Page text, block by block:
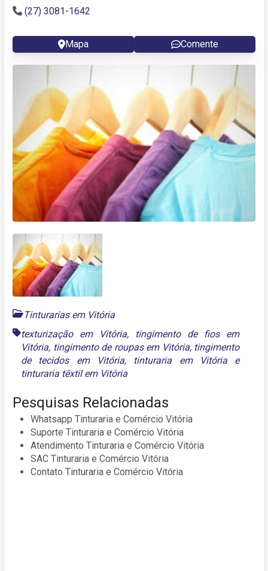
(27) 3081-1642
Mapa Comente
Tinturarias em Vitória
texturização em Vitória, tingimento de fios em
Vitória, tingimento de roupas em Vitória, tingimento
de tecidos em Vitória, tinturaria em Vitória e
tinturaria têxtil em Vitória
Pesquisas Relacionadas
Whatsapp Tinturaria e Comércio Vitória
Suporte Tinturaria e Comércio Vitória
Atendimento Tinturaria e Comércio Vitória
SAC Tinturaria e Comércio Vitória
Contato Tinturaria e Comércio Vitória